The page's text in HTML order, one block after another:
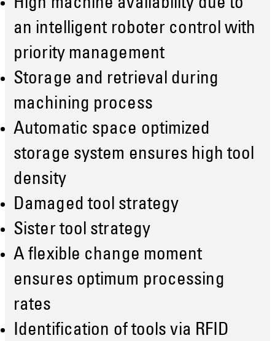
High machine availability due to
an intelligent roboter control with
priority management
Storage and retrieval during
machining process
Automatic space optimized
storage system ensures high tool
density
Damaged tool strategy
Sister tool strategy
A flexible change moment
ensures optimum processing
rates
Identification of tools via RFID